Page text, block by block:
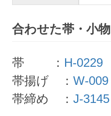
合わせた帯・小物
帯 ： H-0229
帯揚げ ：W-009
帯締め ：J-3145